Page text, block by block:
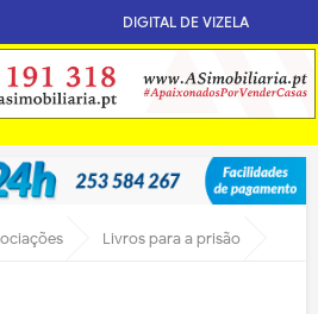
DIGITAL DE VIZELA
Livros para a prisão